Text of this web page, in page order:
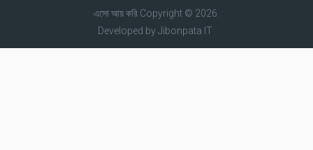
এসো আয় করিCopyright © 2026.
Developed byJibonpata IT